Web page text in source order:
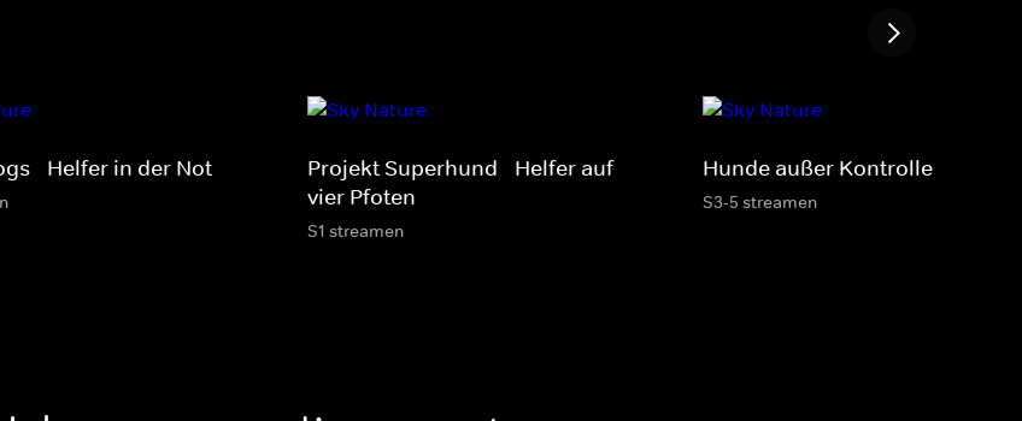
- Helfer in der Not
Projekt Superhund - Helfer auf
vier Pfoten
S1 streamen
Hunde außer Kontrolle
S3-5 streamen